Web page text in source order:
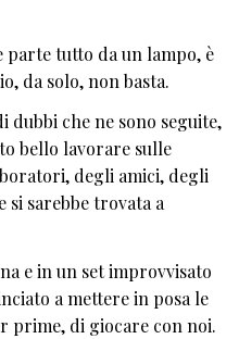
parte tutto da un lampo, è
da solo, non basta.
dubbi che ne sono seguite,
bello lavorare sulle
degli amici, degli
si sarebbe trovata a
e in un set improvvisato
a mettere in posa le
prime, di giocare con noi.